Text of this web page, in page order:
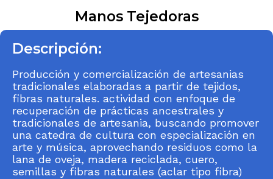
Manos Tejedoras
Descripción:
Producción y comercialización de artesanias
tradicionales elaboradas a partir de tejidos,
fibras naturales. actividad con enfoque de
recuperación de prácticas ancestrales y
tradicionales de artesania, buscando promover
una catedra de cultura con especialización en
arte y música, aprovechando residuos como la
lana de oveja, madera reciclada, cuero,
semillas y fibras naturales (aclar tipo fibra)